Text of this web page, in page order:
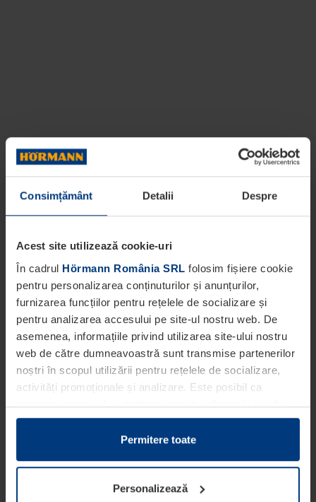
Consimțământ Detalii Despre
Acest site utilizează cookie-uri
În cadrul Hörmann România SRL folosim fișiere cookie
pentru personalizarea conținuturilor și anunțurilor,
furnizarea funcțiilor pentru rețelele de socializare și
pentru analizarea accesului pe site-ul nostru web. De
asemenea, informațiile privind utilizarea site-ului nostru
web de către dumneavoastră sunt transmise partenerilor
noștri în scopul utilizării pentru rețelele de socializare,
activități promoționale și analizare. Este posibil ca
partenerii noștri să sintetizeze aceste informații cu alte
date pe care dumneavoastră le-ați pus la dispoziția
acestora ori care au fost colectate în cadrul utilizării
Din punct de vedere legal, putem stoca fișiere cookie pe
dispozitivul dumneavoastră în cazul în care acestea sunt
Permitere toate
Personalizează